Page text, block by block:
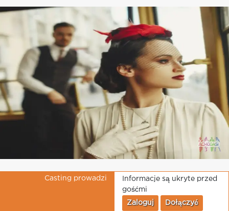
Casting prowadzi
Informacje są ukryte przed
gośćmi
Zaloguj Dołączyć